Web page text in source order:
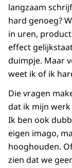
langzaam
hard genoeg?
in uren,
effect
duimpje. Maar
weet ik of ik
Die vragen
dat ik mijn
Ik ben ook
eigen imago,
hooghouden.
zien dat we